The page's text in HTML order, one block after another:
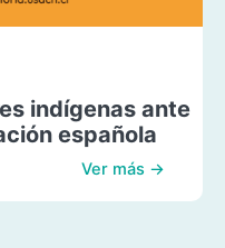
indígenas ante
española
Ver más →